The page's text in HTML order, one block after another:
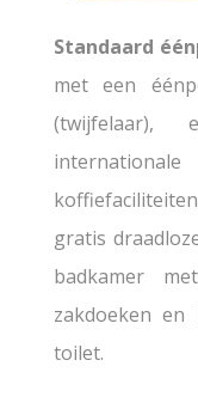
Standaard
met een
(twijfelaar),
gratis
badkamer
zakdoeken
toilet.